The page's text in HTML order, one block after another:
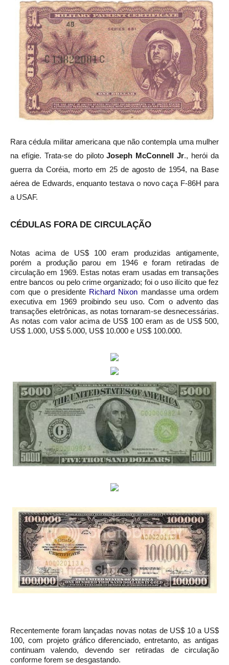
Rara cédula militar americana que não contempla uma mulher
na efígie. Trata-se do pilotoJoseph McConnell Jr., herói da
guerra da Coréia, morto em 25 de agosto de 1954, na Base
aérea de Edwards, enquanto testava o novo caça F-86H para
a USAF.
CÉDULAS FORA DE CIRCULAÇÃO
Notas acima de US$ 100 eram produzidas antigamente,
porém a produção parou em 1946 e foram retiradas de
circulação em 1969. Estas notas eram usadas em transações
entre bancos ou pelo crime organizado; foi o uso ilícito que fez
com que o presidente Richard Nixon mandasse uma ordem
executiva em 1969 proibindo seu uso. Com o advento das
transações eletrônicas, as notas tornaram-se desnecessárias.
As notas com valor acima de US$ 100 eram as de US$ 500,
US$ 1.000, US$ 5.000, US$ 10.000 e US$ 100.000.
Recentemente foram lançadas novas notas de US$ 10 a US$
100, com projeto gráfico diferenciado, entretanto, as antigas
continuam valendo, devendo ser retiradas de circulação
conforme forem se desgastando.